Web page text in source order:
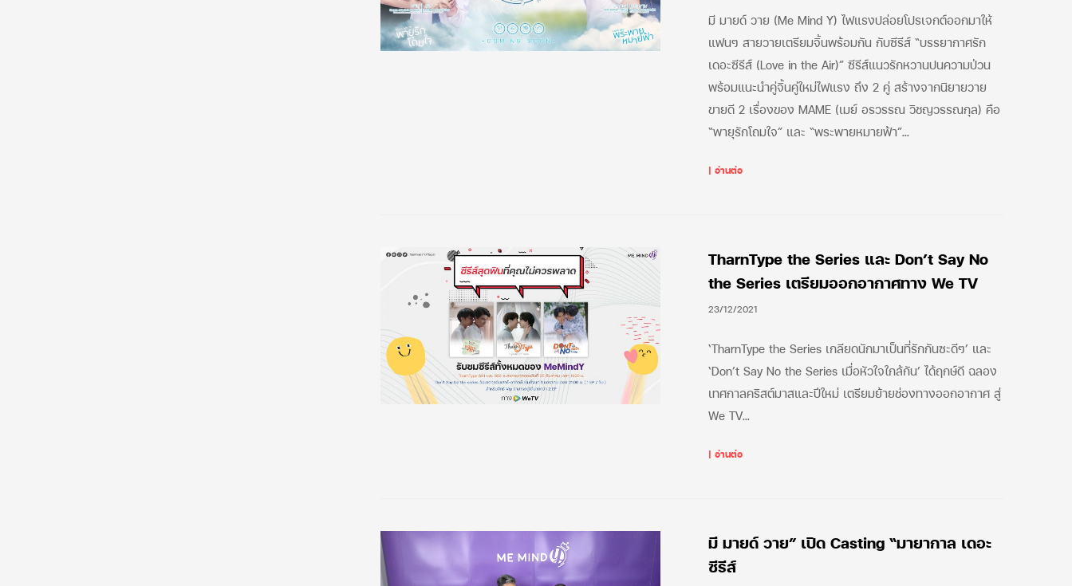
มี มายด์ วาย (Me Mind Y) ไฟแรงปล่อยโปรเจกต์ออกมาให้
แฟนๆ สายวายเตรียมจิ้นพร้อมกัน กับซีรีส์ “บรรยากาศรัก
เดอะซีรีส์ (Love in the Air)” ซีรีส์แนวรักหวานปนความป่วน
พร้อมแนะนำคู่จิ้นคู่ใหม่ไฟแรง ถึง 2 คู่ สร้างจากนิยายวาย
ขายดี 2 เรื่องของ MAME (เมย์ อรวรรณ วิชญวรรณกุล) คือ
“พายุรักโถมใจ” และ “พระพายหมายฟ้า”…
TharnType the Series และ Don’t Say No
the Series เตรียมออกอากาศทาง We TV
23/12/2021
‘TharnType the Series เกลียดนักมาเป็นที่รักกันซะดีๆ’ และ
‘Don’t Say No the Series เมื่อหัวใจใกล้กัน’ ได้ฤกษ์ดี ฉลอง
เทศกาลคริสต์มาสและปีใหม่ เตรียมย้ายช่องทางออกอากาศ สู่
We TV…
มี มายด์ วาย” เปิด Casting “มายากาล เดอะ
ซีรีส์